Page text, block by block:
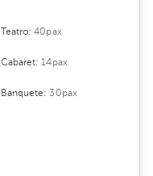
Teatro:40pax
Cabaret:14pax
Banquete:30pax